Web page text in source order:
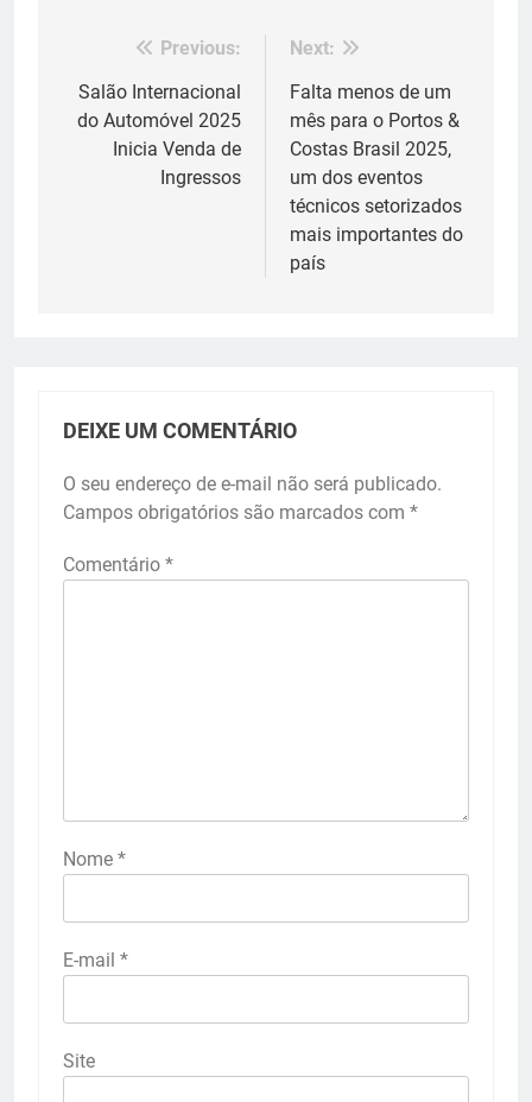
Navegação
de
Post
Previous:
Salão Internacional
do Automóvel 2025
Inicia Venda de
Ingressos
Next:
Falta menos de um
mês para o Portos &
Costas Brasil 2025,
um dos eventos
técnicos setorizados
mais importantes do
país
DEIXE UM COMENTÁRIO
O seu endereço de e-mail não será publicado.
Campos obrigatórios são marcados com *
Comentário *
Nome *
E-mail *
Site